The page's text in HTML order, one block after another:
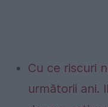
Cu ce riscuri
următorii ani.